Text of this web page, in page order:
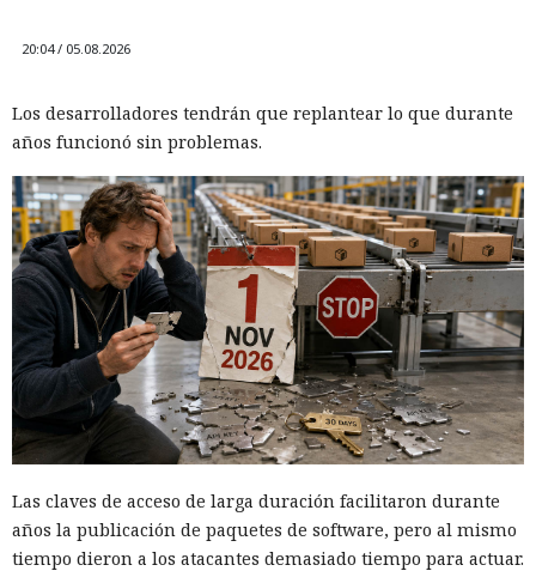
20:04 / 05.08.2026
Los desarrolladores tendrán que replantear lo que durante
años funcionó sin problemas.
Las claves de acceso de larga duración facilitaron durante
años la publicación de paquetes de software, pero al mismo
tiempo dieron a los atacantes demasiado tiempo para actuar.